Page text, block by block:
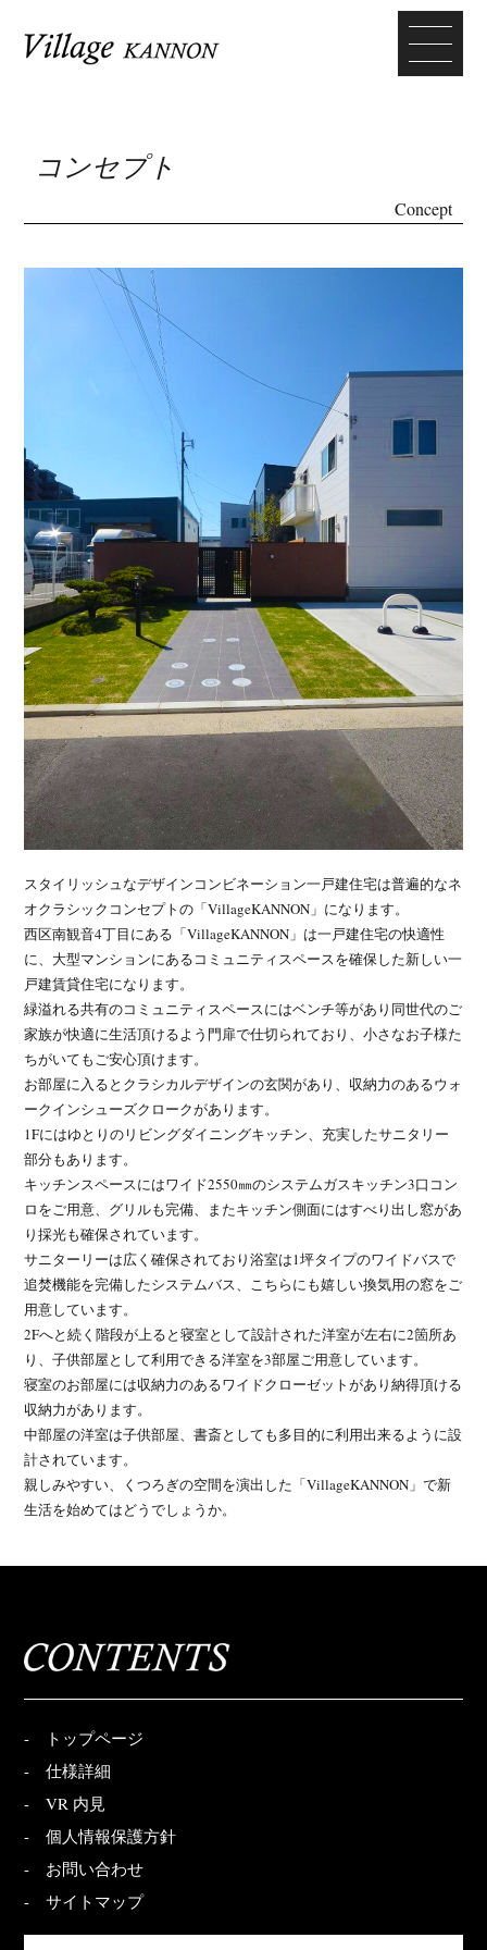
コンセプト
Concept
スタイリッシュなデザインコンビネーション一戸建住宅は普遍的なネ
オクラシックコンセプトの「VillageKANNON」になります。
西区南観音4丁目にある「VillageKANNON」は一戸建住宅の快適性
に、大型マンションにあるコミュニティスペースを確保した新しい一
戸建賃貸住宅になります。
緑溢れる共有のコミュニティスペースにはベンチ等があり同世代のご
家族が快適に生活頂けるよう門扉で仕切られており、小さなお子様た
ちがいてもご安心頂けます。
お部屋に入るとクラシカルデザインの玄関があり、収納力のあるウォ
ークインシューズクロークがあります。
1Fにはゆとりのリビングダイニングキッチン、充実したサニタリー
部分もあります。
キッチンスペースにはワイド2550㎜のシステムガスキッチン3口コン
ロをご用意、グリルも完備、またキッチン側面にはすべり出し窓があ
り採光も確保されています。
サニターリーは広く確保されており浴室は1坪タイプのワイドバスで
追焚機能を完備したシステムバス、こちらにも嬉しい換気用の窓をご
用意しています。
2Fへと続く階段が上ると寝室として設計された洋室が左右に2箇所あ
り、子供部屋として利用できる洋室を3部屋ご用意しています。
寝室のお部屋には収納力のあるワイドクローゼットがあり納得頂ける
収納力があります。
中部屋の洋室は子供部屋、書斎としても多目的に利用出来るように設
計されています。
親しみやすい、くつろぎの空間を演出した「VillageKANNON」で新
生活を始めてはどうでしょうか。
-
トップページ
-
仕様詳細
-
VR 内見
-
個人情報保護方針
-
お問い合わせ
-
サイトマップ